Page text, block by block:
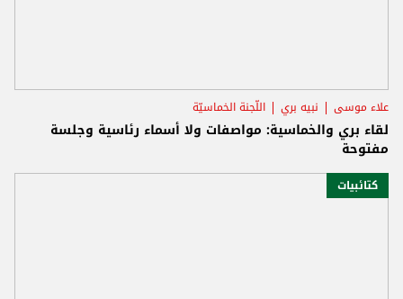
علاء موسى نبيه بري اللّجنة الخماسيّة
لقاء بري والخماسية: مواصفات ولا أسماء رئاسية وجلسة
مفتوحة
كتائبيات